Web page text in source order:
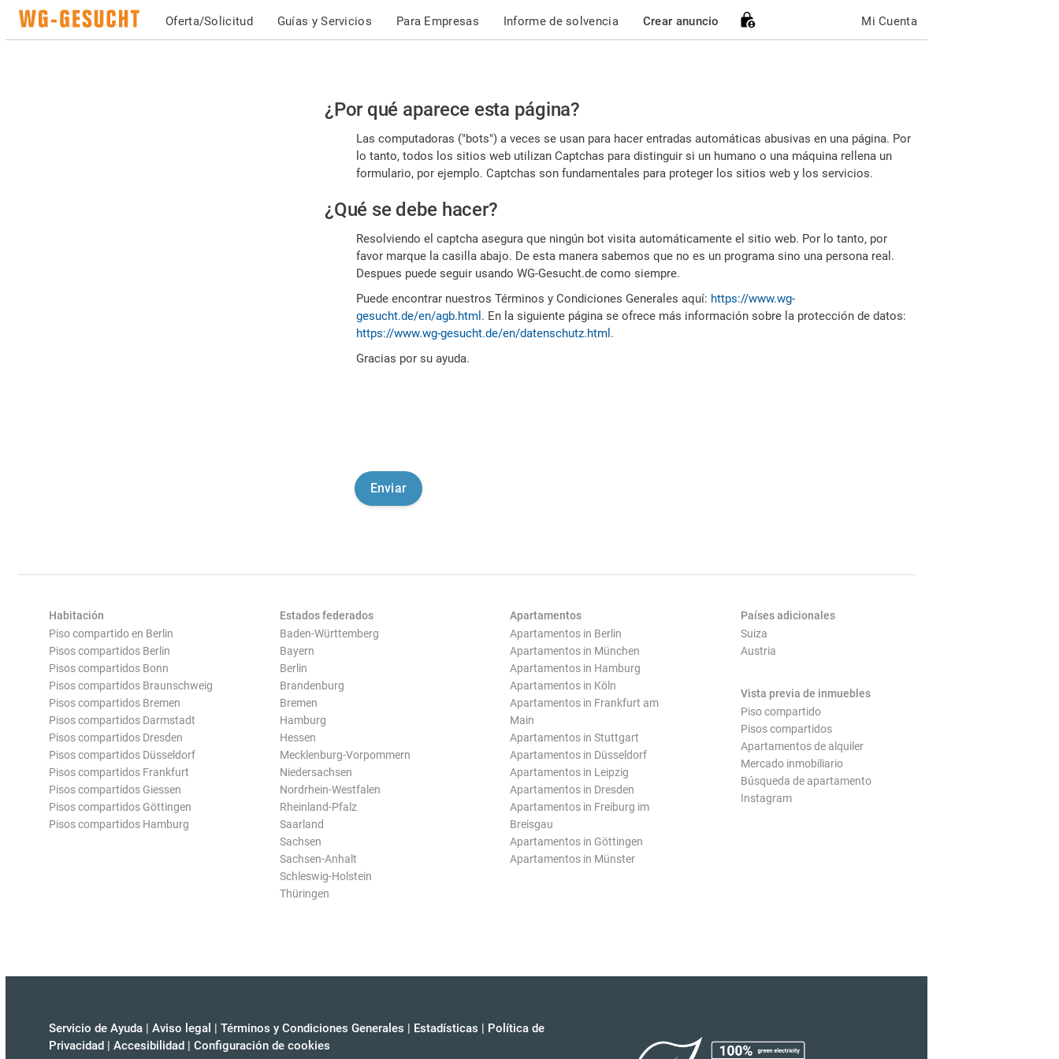
Oferta/Solicitud Guías y Servicios Para Empresas Informe de solvencia Crear anuncio Mi Cuenta
Por
favor,
confirme
es
humano
¿Por qué aparece esta página?
Las computadoras ("bots") a veces se usan para hacer entradas automáticas abusivas en una página. Por
lo tanto, todos los sitios web utilizan Captchas para distinguir si un humano o una máquina rellena un
formulario, por ejemplo. Captchas son fundamentales para proteger los sitios web y los servicios.
¿Qué se debe hacer?
Resolviendo el captcha asegura que ningún bot visita automáticamente el sitio web. Por lo tanto, por
favor marque la casilla abajo. De esta manera sabemos que no es un programa sino una persona real.
Despues puede seguir usando WG-Gesucht.de como siempre.
Puede encontrar nuestros Términos y Condiciones Generales aquí: https://www.wg-
gesucht.de/en/agb.html . En la siguiente página se ofrece más información sobre la protección de datos:
https://www.wg-gesucht.de/en/datenschutz.html .
Gracias por su ayuda.
Habitación
Piso compartido en Berlin
Pisos compartidos Berlin
Pisos compartidos Bonn
Pisos compartidos Braunschweig
Pisos compartidos Bremen
Pisos compartidos Darmstadt
Pisos compartidos Dresden
Pisos compartidos Düsseldorf
Pisos compartidos Frankfurt
Pisos compartidos Giessen
Pisos compartidos Göttingen
Pisos compartidos Hamburg
Estados federados
Baden-Württemberg
Bayern
Berlin
Brandenburg
Bremen
Hamburg
Hessen
Mecklenburg-Vorpommern
Niedersachsen
Nordrhein-Westfalen
Rheinland-Pfalz
Saarland
Sachsen
Sachsen-Anhalt
Schleswig-Holstein
Thüringen
Apartamentos
Apartamentos in Berlin
Apartamentos in München
Apartamentos in Hamburg
Apartamentos in Köln
Apartamentos in Frankfurt am
Main
Apartamentos in Stuttgart
Apartamentos in Düsseldorf
Apartamentos in Leipzig
Apartamentos in Dresden
Apartamentos in Freiburg im
Breisgau
Apartamentos in Göttingen
Apartamentos in Münster
Países adicionales
Suiza
Austria
Vista previa de inmuebles
Piso compartido
Pisos compartidos
Apartamentos de alquiler
Mercado inmobiliario
Búsqueda de apartamento
Instagram
Servicio de Ayuda | Aviso legal | Términos y Condiciones Generales | Estadísticas | Política de
Privacidad | Accesibilidad | Configuración de cookies